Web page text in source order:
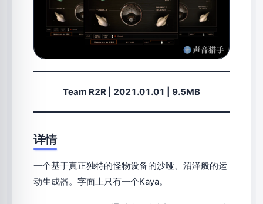
Team R2R | 2021.01.01 | 9.5MB
详情
一个基于真正独特的怪物设备的沙哑、沼泽般的运
动生成器。字面上只有一个Kaya。